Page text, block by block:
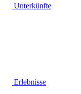
Unterkünfte
Erlebnisse